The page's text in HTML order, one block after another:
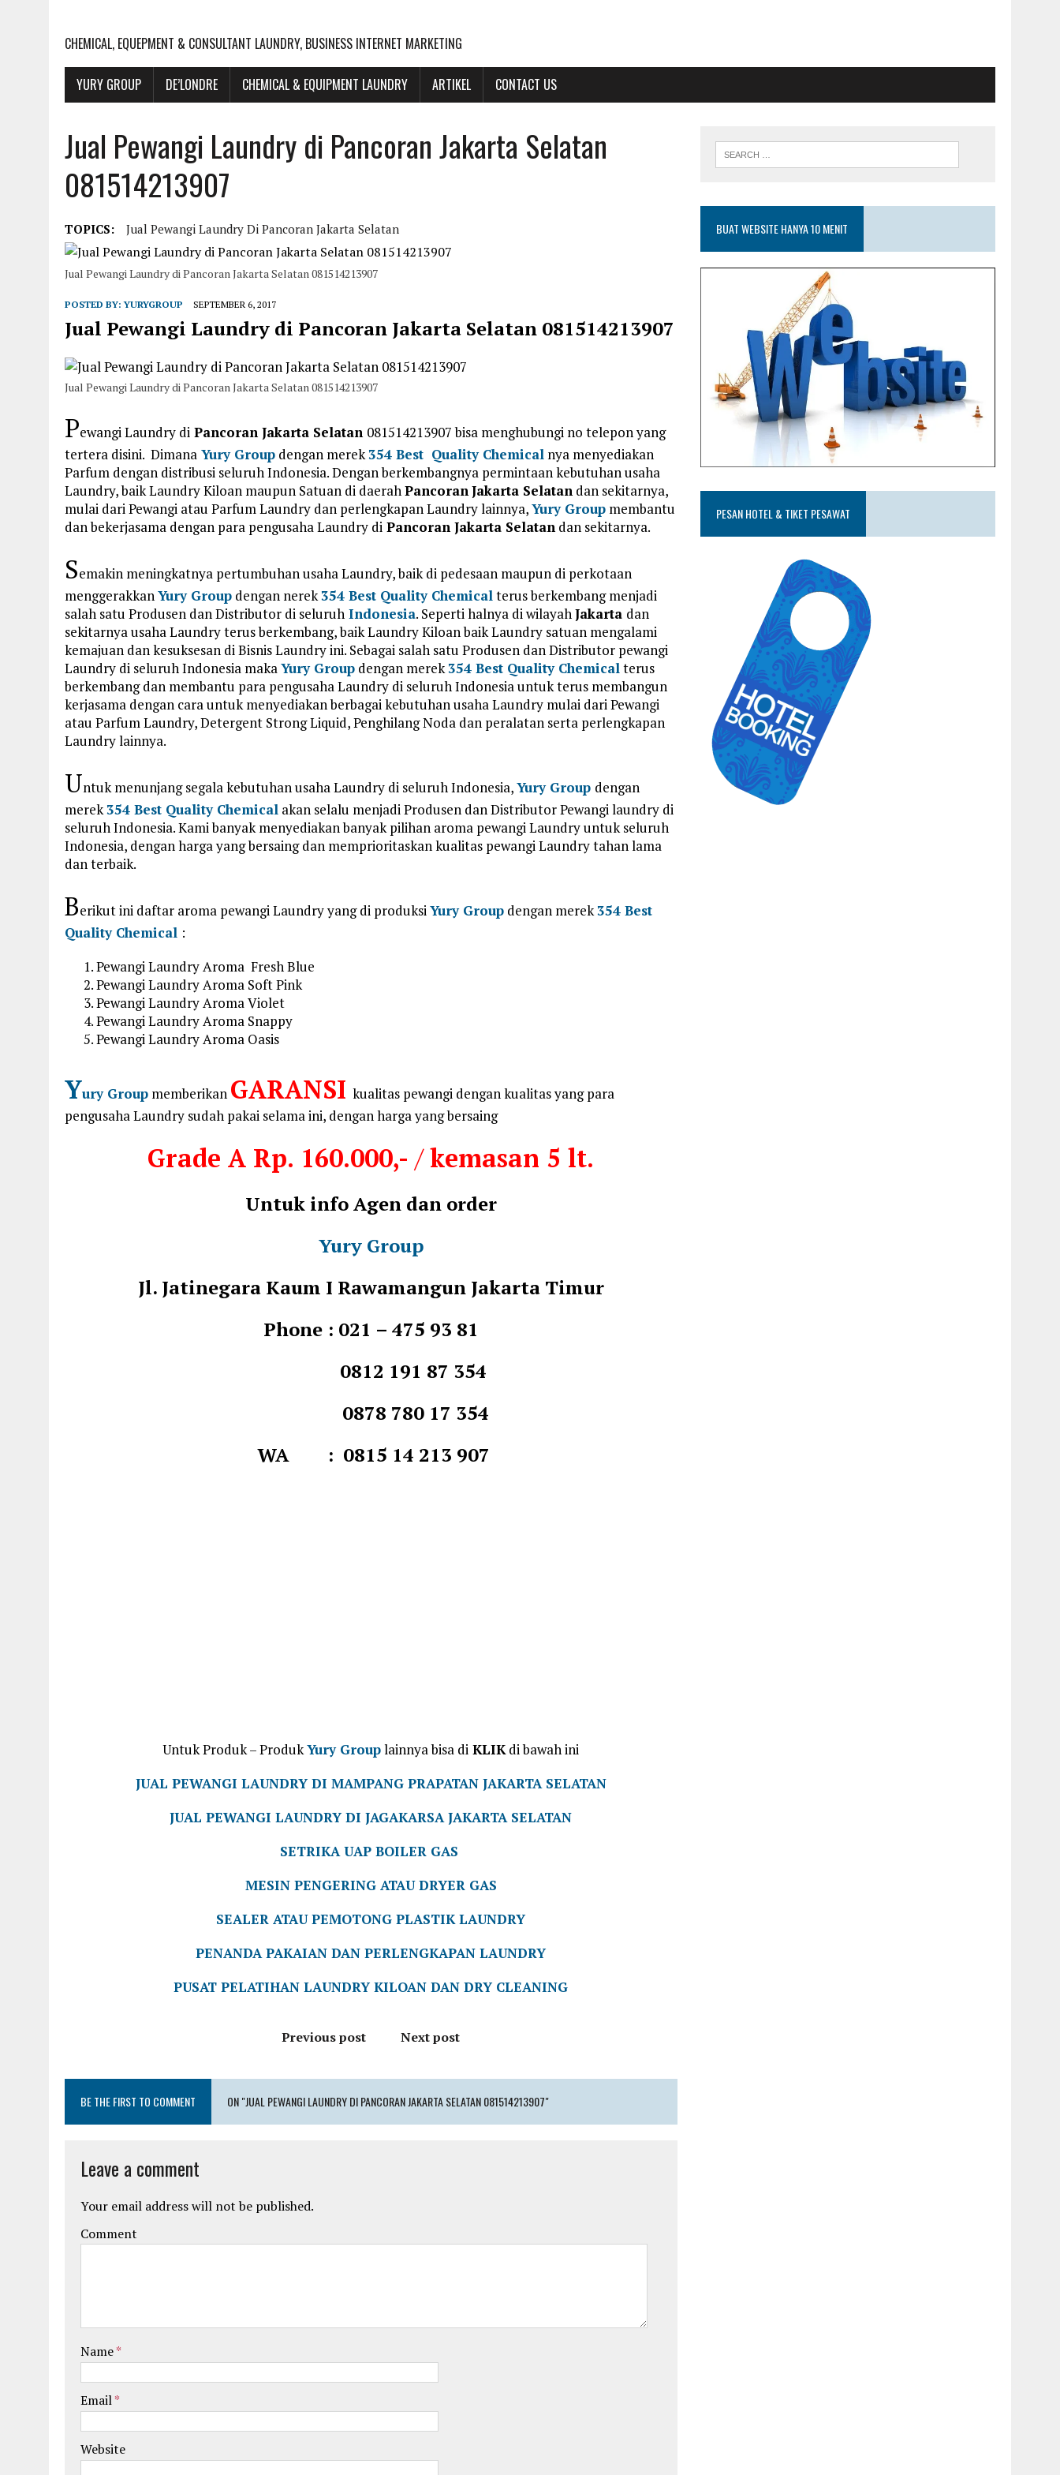
CHEMICAL, EQUEPMENT & CONSULTANT LAUNDRY, BUSINESS INTERNET MARKETING
YURY GROUP DE’LONDRE CHEMICAL & EQUIPMENT LAUNDRY ARTIKEL CONTACT US
Jual Pewangi Laundry di Pancoran Jakarta Selatan
081514213907
TOPICS: Jual Pewangi Laundry Di Pancoran Jakarta Selatan
Jual Pewangi Laundry di Pancoran Jakarta Selatan 081514213907
POSTED BY:YURYGROUP SEPTEMBER 6, 2017
Jual Pewangi Laundry di Pancoran Jakarta Selatan 081514213907
Jual Pewangi Laundry di Pancoran Jakarta Selatan 081514213907
Pewangi Laundry di Pancoran Jakarta Selatan 081514213907 bisa menghubungi no telepon yang
tertera disini. Dimana Yury Group dengan merek354 Best Quality Chemical nya menyediakan
Parfum dengan distribusi seluruh Indonesia. Dengan berkembangnya permintaan kebutuhan usaha
Laundry, baik Laundry Kiloan maupun Satuan di daerahPancoranJakarta Selatan dan sekitarnya,
mulai dari Pewangi atau Parfum Laundry dan perlengkapan Laundry lainnya,Yury Group membantu
dan bekerjasama dengan para pengusaha Laundry di Pancoran Jakarta Selatan dan sekitarnya.
Semakin meningkatnya pertumbuhan usaha Laundry, baik di pedesaan maupun di perkotaan
menggerakkanYury Group dengan nerek354 Best Quality Chemicalterus berkembang menjadi
salah satu Produsen dan Distributor di seluruh Indonesia. Seperti halnya di wilayahJakarta dan
sekitarnya usaha Laundry terus berkembang, baik Laundry Kiloan baik Laundry satuan mengalami
kemajuan dan kesuksesan di Bisnis Laundry ini. Sebagai salah satu Produsen dan Distributor pewangi
Laundry di seluruh Indonesia makaYury Group dengan merek354 Best Quality Chemicalterus
berkembang dan membantu para pengusaha Laundry di seluruh Indonesia untuk terus membangun
kerjasama dengan cara untuk menyediakan berbagai kebutuhan usaha Laundry mulai dari Pewangi
atau Parfum Laundry, Detergent Strong Liquid, Penghilang Noda dan peralatan serta perlengkapan
Laundry lainnya.
Untuk menunjang segala kebutuhan usaha Laundry di seluruh Indonesia,Yury Group dengan
merek354 Best Quality Chemical akan selalu menjadi Produsen dan Distributor Pewangi laundry di
seluruh Indonesia. Kami banyak menyediakan banyak pilihan aroma pewangi Laundry untuk seluruh
Indonesia, dengan harga yang bersaing dan memprioritaskan kualitas pewangi Laundry tahan lama
dan terbaik.
Berikut ini daftar aroma pewangi Laundry yang di produksiYury Group dengan merek354 Best
Quality Chemical :
Pewangi Laundry Aroma Fresh Blue
Pewangi Laundry Aroma Soft Pink
Pewangi Laundry Aroma Violet
Pewangi Laundry Aroma Snappy
Pewangi Laundry Aroma Oasis
Yury Group memberikan GARANSI kualitas pewangi dengan kualitas yang para
pengusaha Laundry sudah pakai selama ini, dengan harga yang bersaing
Grade A Rp. 160.000,- /kemasan 5 lt.
Untuk info Agen dan order
Yury Group
Jl. Jatinegara Kaum I Rawamangun Jakarta Timur
Phone : 021 – 475 93 81
0812 191 87 354
0878 780 17 354
WA : 0815 14 213 907
Untuk Produk – ProdukYury Grouplainnya bisa di KLIKdi bawah ini
JUAL PEWANGI LAUNDRY DI MAMPANG PRAPATAN JAKARTA SELATAN
JUAL PEWANGI LAUNDRY DI JAGAKARSA JAKARTA SELATAN
SETRIKA UAP BOILER GAS
MESIN PENGERING ATAU DRYER GAS
SEALER ATAU PEMOTONG PLASTIK LAUNDRY
PENANDA PAKAIAN DAN PERLENGKAPAN LAUNDRY
PUSAT PELATIHAN LAUNDRY KILOAN DAN DRY CLEANING
Previous post Next post
BE THE FIRST TO COMMENT ON "JUAL PEWANGI LAUNDRY DI PANCORAN JAKARTA SELATAN 081514213907"
Leave a comment
Your email address will not be published.
Comment
Name*
Email*
Website
BUAT WEBSITE HANYA 10 MENIT
PESAN HOTEL & TIKET PESAWAT